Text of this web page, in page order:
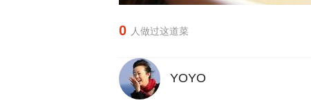
0 人做过这道菜
YOYO